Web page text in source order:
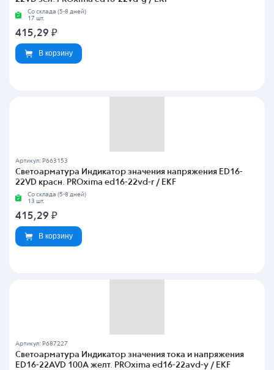
Со склада (5-8 дней)
17 шт.
415,29 ₽
В корзину
Артикул: P663153
Светоарматура Индикатор значения напряжения ED16-
22VD красн. PROxima ed16-22vd-r / EKF
Со склада (5-8 дней)
13 шт.
415,29 ₽
В корзину
Артикул: P687227
Светоарматура Индикатор значения тока и напряжения
ED16-22AVD 100А желт. PROxima ed16-22avd-y / EKF